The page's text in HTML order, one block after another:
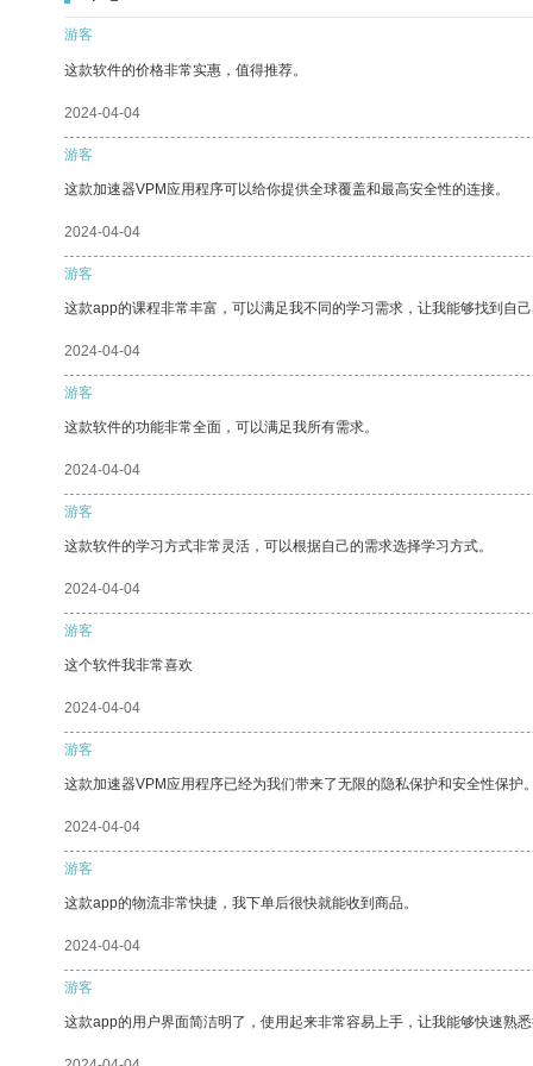
游客
这款软件的价格非常实惠，值得推荐。
2024-04-04
游客
这款加速器VPM应用程序可以给你提供全球覆盖和最高安全性的连接。
2024-04-04
游客
这款app的课程非常丰富，可以满足我不同的学习需求，让我能够找到自己
2024-04-04
游客
这款软件的功能非常全面，可以满足我所有需求。
2024-04-04
游客
这款软件的学习方式非常灵活，可以根据自己的需求选择学习方式。
2024-04-04
游客
这个软件我非常喜欢
2024-04-04
游客
这款加速器VPM应用程序已经为我们带来了无限的隐私保护和安全性保护。
2024-04-04
游客
这款app的物流非常快捷，我下单后很快就能收到商品。
2024-04-04
游客
这款app的用户界面简洁明了，使用起来非常容易上手，让我能够快速熟悉